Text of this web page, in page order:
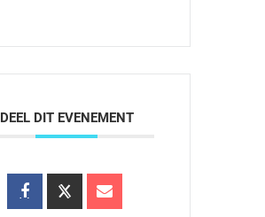
DEEL DIT EVENEMENT